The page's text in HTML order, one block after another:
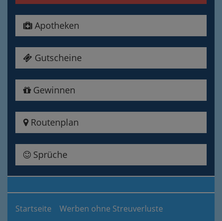
Apotheken
Gutscheine
Gewinnen
Routenplan
Sprüche
Startseite Werben ohne Streuverluste